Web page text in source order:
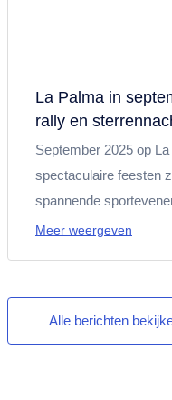
La Palma in
rally en
September 2025 op
spectaculaire feesten
spannende
Of het nu gaat om
Meer weergeven
Alle berichten